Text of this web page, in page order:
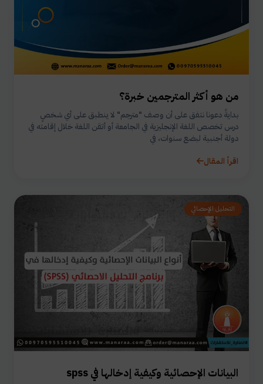
من هو أكثر المترجمين خبرة؟
بدايةً دعونا نتفق على أن وصف "مترجم" لا ينطبق على أي شخصٍ
درس تخصص اللغة الإنجليزية في الجامعة أو أتقن اللغة خلال إقامته في
دولة أجنبية لبضع سنوات، في
اقرأ المقال
التحليل الإحصائي
البيانات الإحصائية وكيفية إدخالها في spss